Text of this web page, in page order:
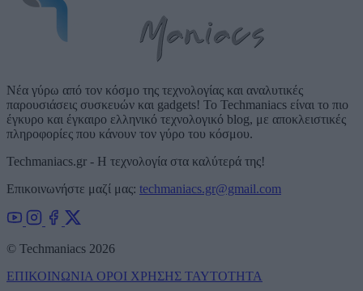
Νέα γύρω από τον κόσμο της τεχνολογίας και αναλυτικές
παρουσιάσεις συσκευών και gadgets! Το Techmaniacs είναι το πιο
έγκυρο και έγκαιρο ελληνικό τεχνολογικό blog, με αποκλειστικές
πληροφορίες που κάνουν τον γύρο του κόσμου.
Techmaniacs.gr - Η τεχνολογία στα καλύτερά της!
Επικοινωνήστε μαζί μας: techmaniacs.gr@gmail.com
© Techmaniacs 2026
ΕΠΙΚΟΙΝΩΝΙΑ ΟΡΟΙ ΧΡΗΣΗΣ ΤΑΥΤΟΤΗΤΑ